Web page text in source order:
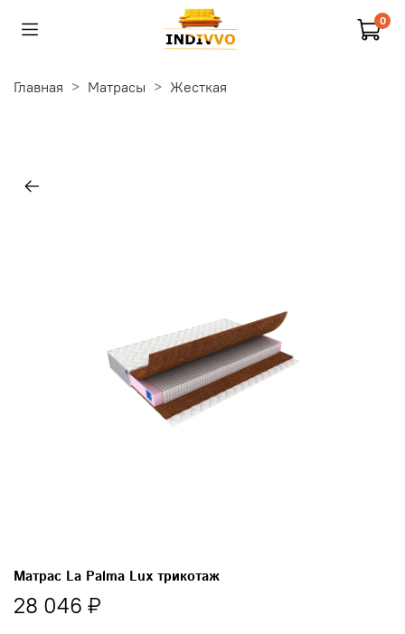
0
Главная Матрасы Жесткая
Матрас La Palma Lux трикотаж
28 046 ₽